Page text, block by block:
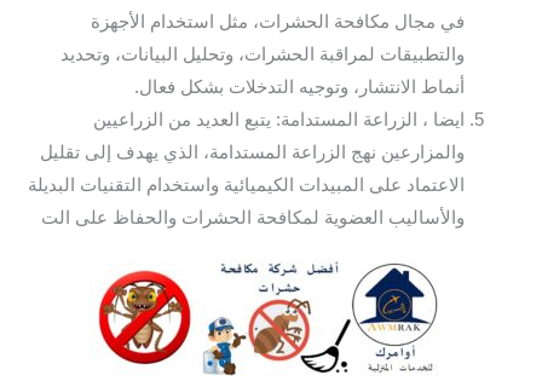
في مجال مكافحة الحشرات، مثل استخدام الأجهزة
والتطبيقات لمراقبة الحشرات، وتحليل البيانات، وتحديد
أنماط الانتشار، وتوجيه التدخلات بشكل فعال.
ايضا ، الزراعة المستدامة: يتبع العديد من الزراعيين
والمزارعين نهج الزراعة المستدامة، الذي يهدف إلى تقليل
الاعتماد على المبيدات الكيميائية واستخدام التقنيات البديلة
والأساليب العضوية لمكافحة الحشرات والحفاظ على الت